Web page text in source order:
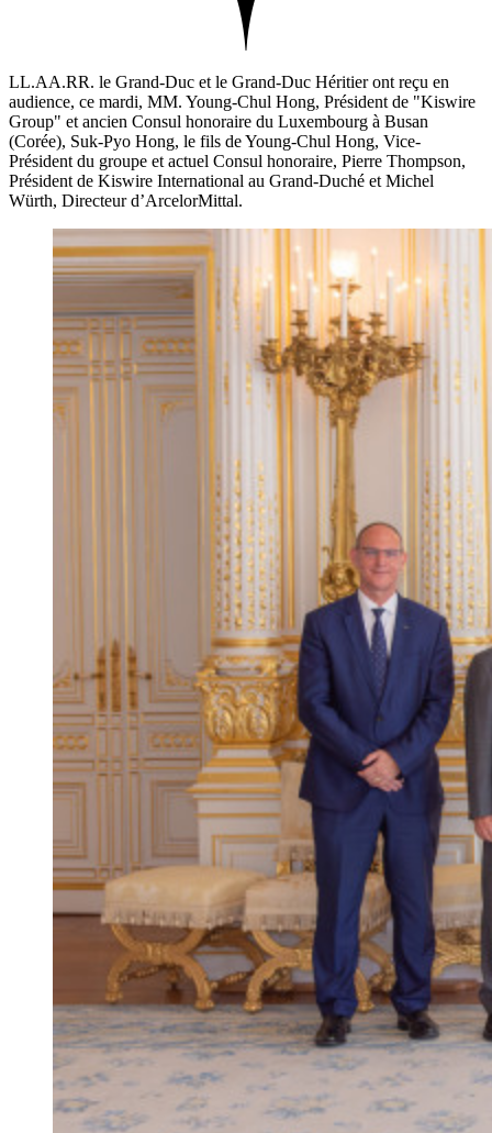
LL.AA.RR. le Grand-Duc et le Grand-Duc Héritier ont reçu en
audience, ce mardi, MM. Young-Chul Hong, Président de "Kiswire
Group" et ancien Consul honoraire du Luxembourg à Busan
(Corée), Suk-Pyo Hong, le fils de Young-Chul Hong, Vice-
Président du groupe et actuel Consul honoraire, Pierre Thompson,
Président de Kiswire International au Grand-Duché et Michel
Würth, Directeur d’ArcelorMittal.